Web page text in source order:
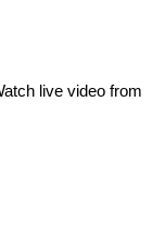
live video from